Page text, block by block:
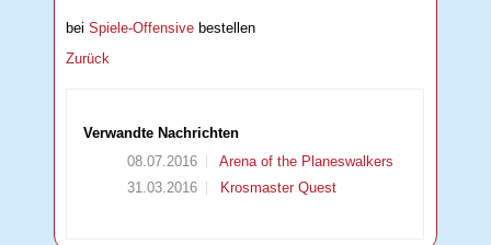
beiSpiele-Offensive bestellen
Zurück
Verwandte Nachrichten
08.07.2016
Arena of the Planeswalkers
31.03.2016
Krosmaster Quest